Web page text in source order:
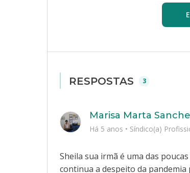
RESPOSTAS 3
Sheila sua irmã é uma das
continua a despeito da
Marisa Marta
Há 5 anos • Síndico(a)